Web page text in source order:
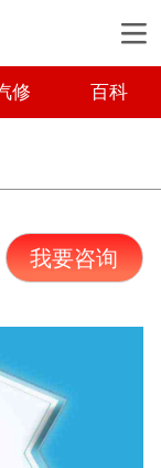
修 百科
我要咨询